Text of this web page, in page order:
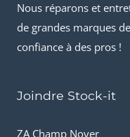
Nous réparons et
de grandes marques
confiance à des pros !
Joindre Stock-it
ZA Champ Noyer